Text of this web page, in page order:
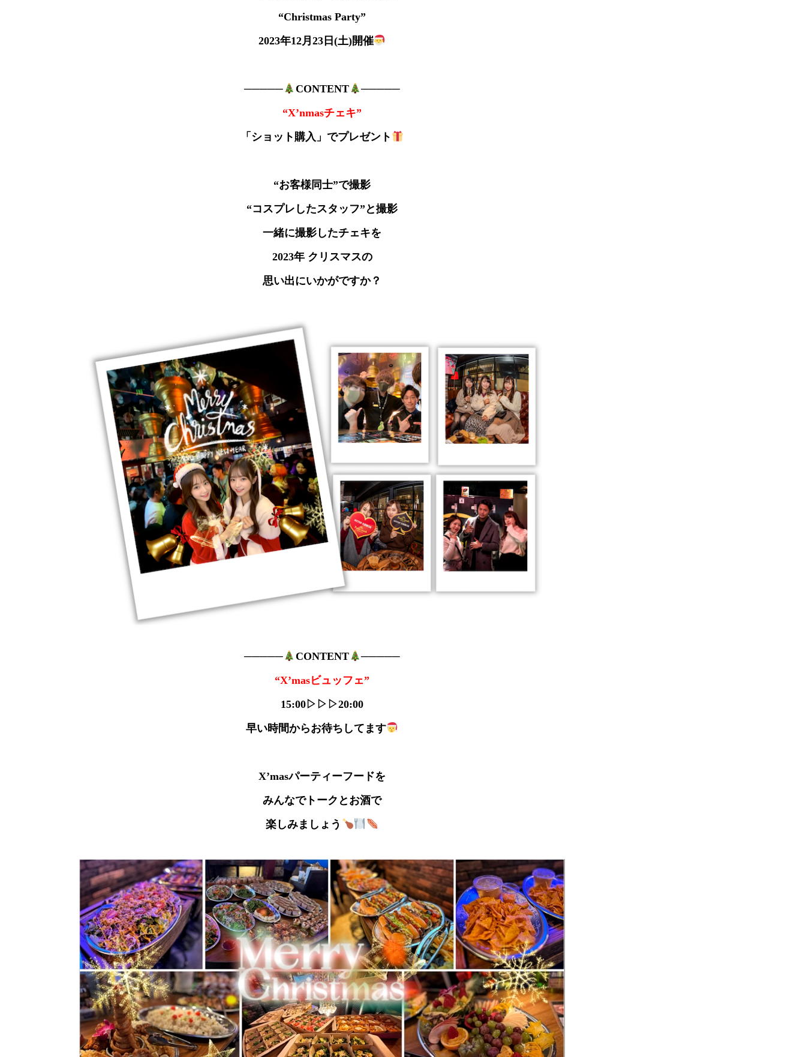
“Christmas Party”
2023年12月23日(土)開催
───── CONTENT
─────
“X’nmasチェキ”
「ショット購入」でプレゼント
“お客様同士”で撮影
“コスプレしたスタッフ”と撮影
一緒に撮影したチェキを
2023年 クリスマスの
思い出にいかがですか？
───── CONTENT
─────
“X’masビュッフェ”
15:00▷▷▷20:00
早い時間からお待ちしてます
X’masパーティーフードを
みんなでトークとお酒で
楽しみましょう